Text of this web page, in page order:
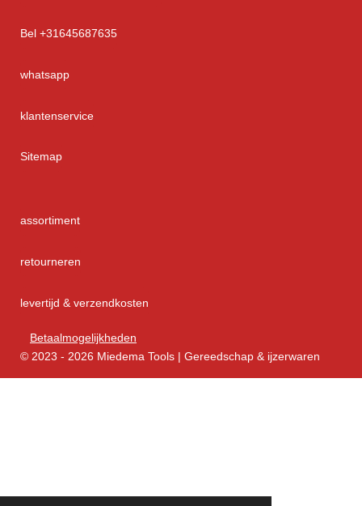
Bel +31645687635
whatsapp
klantenservice
Sitemap
assortiment
retourneren
levertijd & verzendkosten
Betaalmogelijkheden
© 2023 - 2026 Miedema Tools | Gereedschap & ijzerwaren